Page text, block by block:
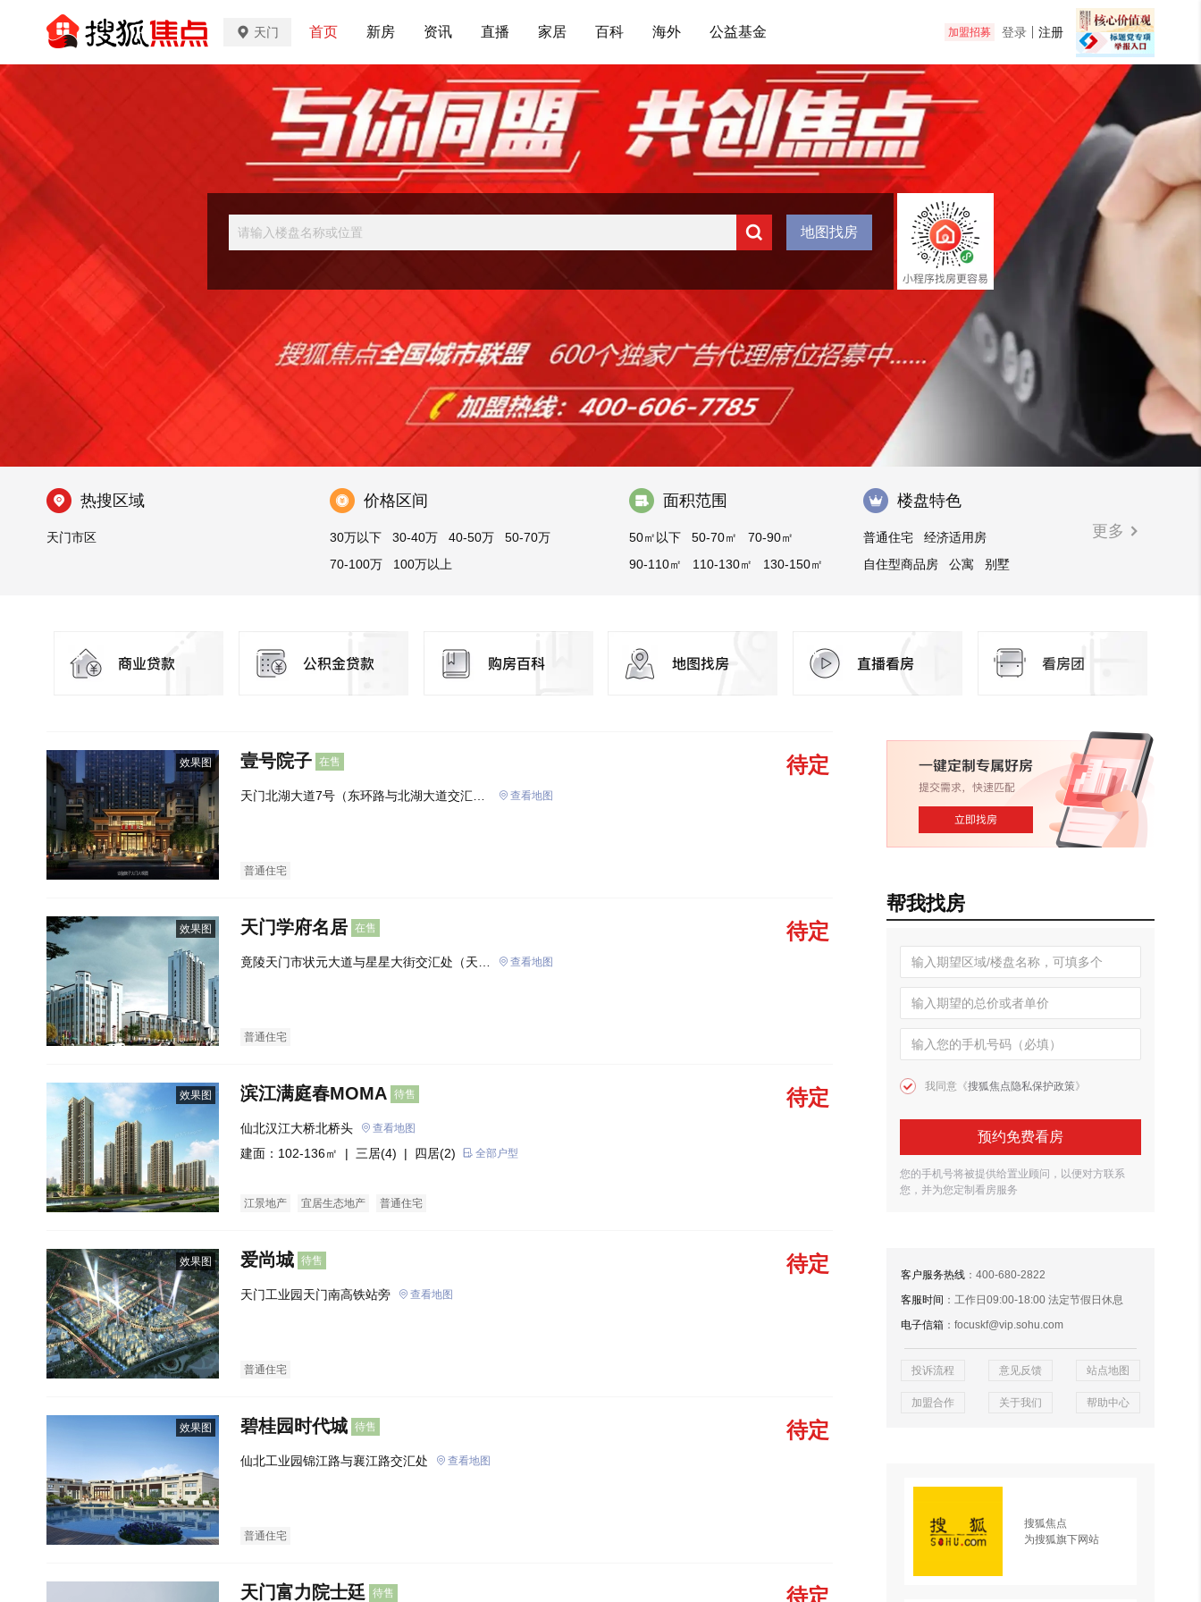
天门 首页 新房 资讯 直播 家居 百科 海外 公益基金 加盟招募 登录 注册
地图找房
热搜区域
天门市区
价格区间
30万以下 30-40万 40-50万
50-70万
70-100万
100万以上
面积范围
50㎡以下 50-70㎡
70-90㎡
90-110㎡
110-130㎡
130-150㎡
楼盘特色
普通住宅
经济适用房
自住型商品房
公寓
别墅
更多
效果图 壹号院子 在售 待定
天门北湖大道7号（东环路与北湖大道交汇
查看地图
普通住宅
效果图 天门学府名居 在售 待定
竟陵天门市状元大道与星星大街交汇处（天门
查看地图
普通住宅
效果图 滨江满庭春MOMA 待售 待定
仙北汉江大桥北桥头 查看地图
建面：102-136㎡ | 三居(4) | 四居(2) 全部户型
江景地产 宜居生态地产 普通住宅
效果图 爱尚城 待售 待定
天门工业园天门南高铁站旁 查看地图
普通住宅
效果图 碧桂园时代城 待售 待定
仙北工业园锦江路与襄江路交汇处 查看地图
普通住宅
天门富力院士廷 待售 待定
帮我找房
我同意《搜狐焦点隐私保护政策》
预约免费看房
您的手机号将被提供给置业顾问，以便对方联系
您，并为您定制看房服务
客户服务热线 ：400-680-2822
客服时间 ：工作日09:00-18:00 法定节假日休息
电子信箱 ：focuskf@vip.sohu.com
投诉流程 意见反馈 站点地图
加盟合作 关于我们 帮助中心
搜狐焦点
为搜狐旗下网站